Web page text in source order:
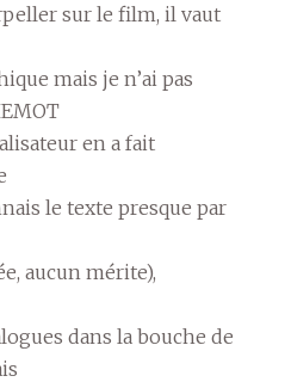
sur le film, il vaut
mais je n’ai pas
en a fait
le texte presque par
aucun mérite),
dans la bouche de